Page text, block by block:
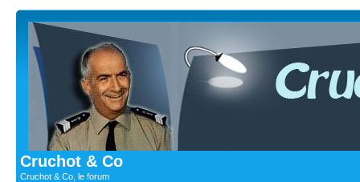
Cruchot & Co
Cruchot & Co, le forum